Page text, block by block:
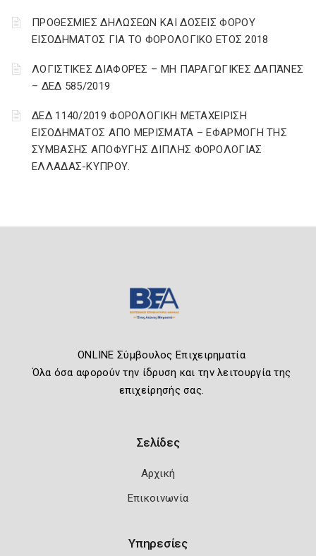
ΠΡΟΘΕΣΜΙΕΣ ΔΗΛΩΣΕΩΝ ΚΑΙ ΔΟΣΕΙΣ ΦΟΡΟΥ
ΕΙΣΟΔΗΜΑΤΟΣ ΓΙΑ ΤΟ ΦΟΡΟΛΟΓΙΚΟ ΕΤΟΣ 2018
ΛΟΓΙΣΤΙΚΈΣ ΔΙΑΦΟΡΈΣ – ΜΗ ΠΑΡΑΓΩΓΙΚΈΣ ΔΑΠΆΝΕΣ
– ΔΕΔ 585/2019
ΔΕΔ 1140/2019 ΦΟΡΟΛΟΓΙΚΗ ΜΕΤΑΧΕΙΡΙΣΗ
ΕΙΣΟΔΗΜΑΤΟΣ ΑΠΟ ΜΕΡΙΣΜΑΤΑ – ΕΦΑΡΜΟΓΗ ΤΗΣ
ΣΥΜΒΑΣΗΣ ΑΠΟΦΥΓΗΣ ΔΙΠΛΗΣ ΦΟΡΟΛΟΓΙΑΣ
ΕΛΛΑΔΑΣ-ΚΥΠΡΟΥ.
ONLINE Σύμβουλος Επιχειρηματία
Όλα όσα αφορούν την ίδρυση και την λειτουργία της
επιχείρησής σας.
Σελίδες
Αρχική
Επικοινωνία
Υπηρεσίες